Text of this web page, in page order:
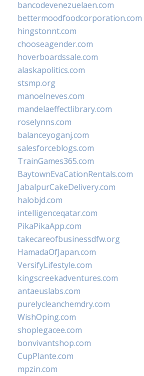
bancodevenezuelaen.com
bettermoodfoodcorporation.com
hingstonnt.com
chooseagender.com
hoverboardssale.com
alaskapolitics.com
stsmp.org
manoelneves.com
mandelaeffectlibrary.com
roselynns.com
balanceyoganj.com
salesforceblogs.com
TrainGames365.com
BaytownEvaCationRentals.com
JabalpurCakeDelivery.com
halobjd.com
intelligenceqatar.com
PikaPikaApp.com
takecareofbusinessdfw.org
HamadaOfJapan.com
VersifyLifestyle.com
kingscreekadventures.com
antaeuslabs.com
purelycleanchemdry.com
WishOping.com
shoplegacee.com
bonvivantshop.com
CupPlante.com
mpzin.com